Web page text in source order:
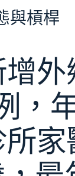
與槓桿
外
，
家